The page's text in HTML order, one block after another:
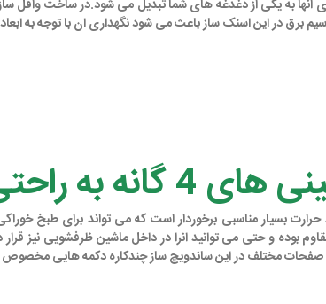
در این اسنک ساز باعث می شود نگهداری ان با توجه به
بوده و حتی می توانید انرا در داخل ماشین ظرفشویی نیز
صفحات مختلف در این ساندویچ ساز چندکاره دکمه هایی